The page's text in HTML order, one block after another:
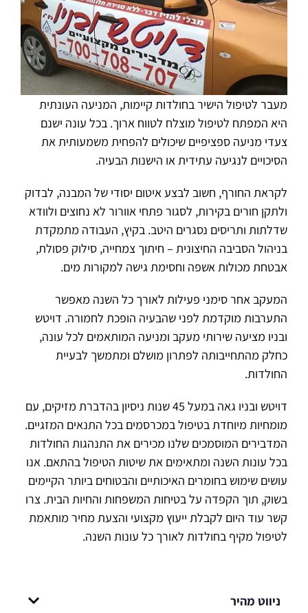
מעבר לטיפול הישיר בחולדות קיימות, המניעה העונתית
היא המפתח לטיפול מוצלח לטווח ארוך. בכל עונה ישנם
צעדי מניעה ספציפיים שיכולים להפחית משמעותית את
הסיכויים לנגיעה עתידית או הישנות הבעיה.
לקראת החורף, חשוב לבצע איטום יסודי של המבנה, לבדוק
ולתקן חורים בקירות, לסגור פתחי אוורור לא נחוצים ולוודא
שדלתות ותריסים נסגרים היטב. בקיץ, העבודה מתמקדת
בניהול הסביבה החיצונית – חיתוך צמחייה, סילוק פסולת,
אבטחת מכולות אשפה וחסימת גישה למקורות מים.
המעקב אחר סימני פעילות לאורך כל השנה מאפשר
התערבות מוקדמת לפני שהבעיה הופכת לחמורה. דויטש
ובניו מציעה שירותי מעקב ומניעה המותאמים לכל עונה,
כחלק מהתחייבותה לפתרון מושלם ומתמשך לבעיית
החולדות.
דויטש ובניו גאה במעל 45 שנות ניסיון בהדברת מזיקים, עם
מומחיות מיוחדת בטיפול במכרסמים בכל התנאים המזגיים.
המדבירים המוסמכים שלנו מכירים את התנהגות החולדות
בכל עונות השנה ומתאימים את שיטות הטיפול בהתאם. אנו
עושים שימוש בחומרים האיכותיים והבטוחים ביותר הקיימים
בשוק, תוך הקפדה על בטיחות המשפחות והחיות הבית. צרו
קשר עוד היום לקבלת ייעוץ מקצועי והצעת מחיר מותאמת
לטיפול מקיף בחולדות לאורך כל עונות השנה.
ניווט מהיר